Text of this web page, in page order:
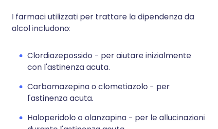
I farmaci utilizzati per trattare la dipendenza da
alcol includono:
Clordiazepossido - per aiutare inizialmente
con l'astinenza acuta.
Carbamazepina o clometiazolo - per
l'astinenza acuta.
Haloperidolo o olanzapina - per le allucinazioni